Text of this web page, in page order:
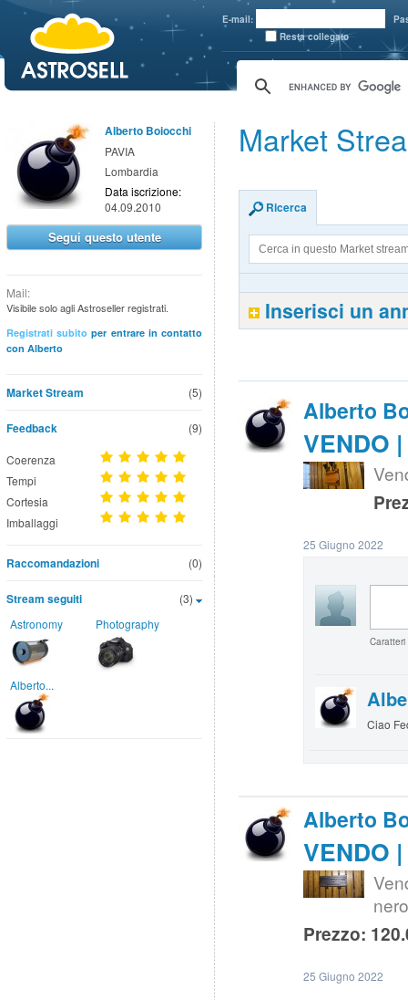
E-mail:
Resta collegato
Alberto Boiocchi
PAVIA
Lombardia
Data iscrizione:
04.09.2010
Segui questo utente
Mail:
Visibile solo agli Astroseller registrati.
Registrati subito per entrare in contatto
con Alberto
(5)
Market Stream
Feedback (9)
Coerenza
Tempi
Cortesia
Imballaggi
(0)
Raccomandazioni
(3)
Stream seguiti
Astronomy Photography
Alberto...
Market
Ricerca
Inserisci un
Alberto
VENDO
25 Giugno 2022
Ciao
Alberto
VENDO
Prezzo:
25 Giugno 2022